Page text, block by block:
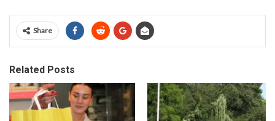
Share
Related Posts